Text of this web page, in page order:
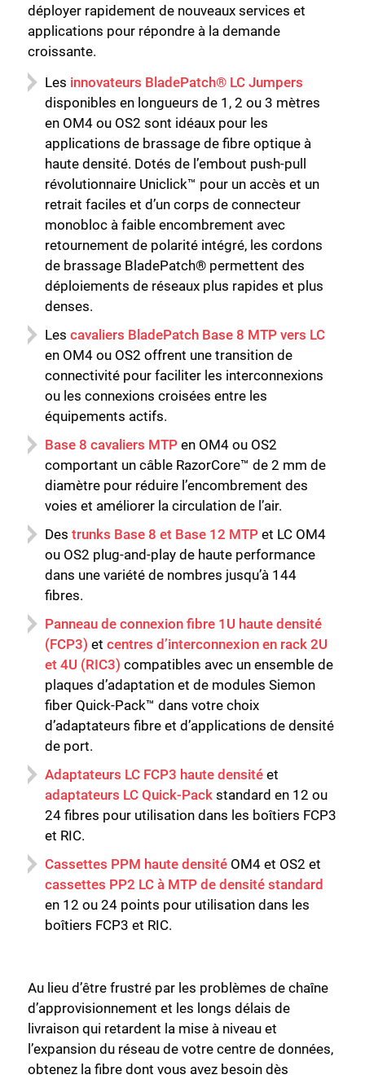
déployer rapidement de nouveaux services et
applications pour répondre à la demande
croissante.
Les innovateurs BladePatch® LC Jumpers
disponibles en longueurs de 1, 2 ou 3 mètres
en OM4 ou OS2 sont idéaux pour les
applications de brassage de fibre optique à
haute densité. Dotés de l’embout push-pull
révolutionnaire Uniclick™ pour un accès et un
retrait faciles et d’un corps de connecteur
monobloc à faible encombrement avec
retournement de polarité intégré, les cordons
de brassage BladePatch® permettent des
déploiements de réseaux plus rapides et plus
denses.
Les cavaliers BladePatch Base 8 MTP vers LC
en OM4 ou OS2 offrent une transition de
connectivité pour faciliter les interconnexions
ou les connexions croisées entre les
équipements actifs.
Base 8 cavaliers MTP en OM4 ou OS2
comportant un câble RazorCore™ de 2 mm de
diamètre pour réduire l’encombrement des
voies et améliorer la circulation de l’air.
Des trunks Base 8 et Base 12 MTP et LC OM4
ou OS2 plug-and-play de haute performance
dans une variété de nombres jusqu’à 144
fibres.
Panneau de connexion fibre 1U haute densité
(FCP3) et centres d’interconnexion en rack 2U
et 4U (RIC3) compatibles avec un ensemble de
plaques d’adaptation et de modules Siemon
fiber Quick-Pack™ dans votre choix
d’adaptateurs fibre et d’applications de densité
de port.
Adaptateurs LC FCP3 haute densité et
adaptateurs LC Quick-Pack standard en 12 ou
24 fibres pour utilisation dans les boîtiers FCP3
et RIC.
Cassettes PPM haute densité OM4 et OS2 et
cassettes PP2 LC à MTP de densité standard
en 12 ou 24 points pour utilisation dans les
boîtiers FCP3 et RIC.
Au lieu d’être frustré par les problèmes de chaîne
d’approvisionnement et les longs délais de
livraison qui retardent la mise à niveau et
l’expansion du réseau de votre centre de données,
obtenez la fibre dont vous avez besoin dès
Fermer